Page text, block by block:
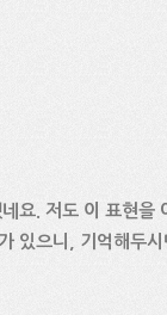
요. 저도 이 표현
있으니, 기억해두시